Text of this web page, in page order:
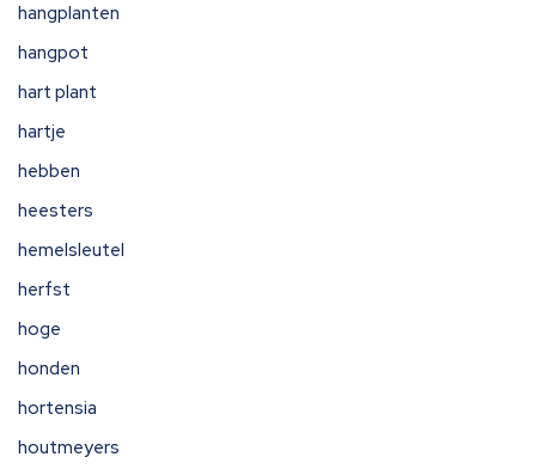
hangplanten
hangpot
hart plant
hartje
hebben
heesters
hemelsleutel
herfst
hoge
honden
hortensia
houtmeyers